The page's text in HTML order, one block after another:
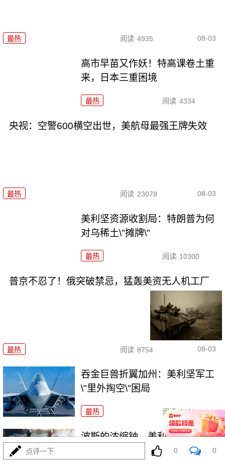
最热 阅读 4935 08-03
高市早苗又作妖！特高课卷土重
来，日本三重困境
最热 阅读 4334
央视：空警600横空出世，美航母最强王牌失效
最热 阅读 23078 08-03
美利坚资源收割局：特朗普为何
对乌稀土\"摊牌\"
最热 阅读 10300
普京不忍了！俄突破禁忌，猛轰美资无人机工厂
最热 阅读 8754 08-03
吞金巨兽折翼加州：美利坚军工
\"里外掏空\"困局
最热 阅读 6421
波斯的浓缩铀，美利坚是真想
拿，还是做样子？
点评一下 0 0